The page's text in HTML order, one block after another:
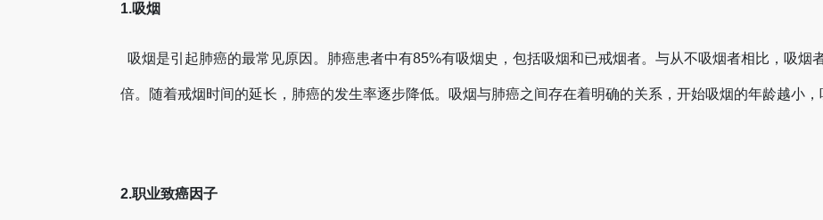
1.吸烟
吸烟是引起肺癌的最常见原因。肺癌患者中有85%有吸烟史，包括吸烟和已戒烟者。与从不吸烟者相比，吸
倍。随着戒烟时间的延长，肺癌的发生率逐步降低。吸烟与肺癌之间存在着明确的关系，开始吸烟的年龄越小
2.职业致癌因子